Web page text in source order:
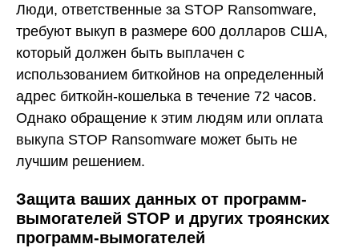
Люди, ответственные за STOP Ransomware,
требуют выкуп в размере 600 долларов США,
который должен быть выплачен с
использованием биткойнов на определенный
адрес биткойн-кошелька в течение 72 часов.
Однако обращение к этим людям или оплата
выкупа STOP Ransomware может быть не
лучшим решением.
Защита ваших данных от программ-
вымогателей STOP и других троянских
программ-вымогателей